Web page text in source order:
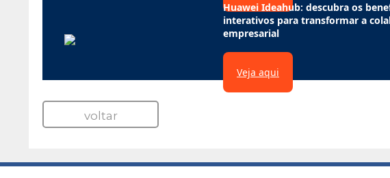
Huawei Ideahub: descubra os
interativos para transformar a
empresarial
Veja aqui
voltar